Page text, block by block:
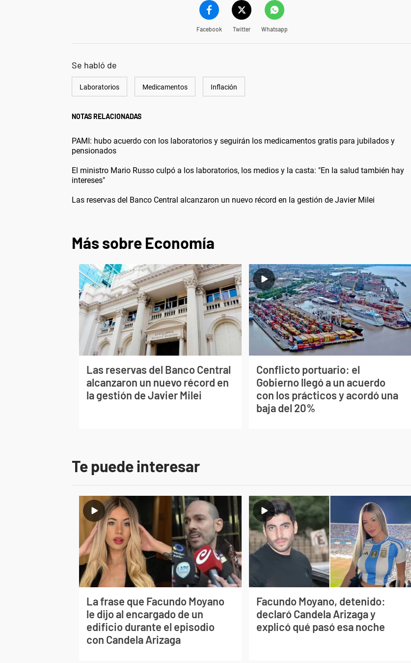
Facebook Twitter Whatsapp
Se habló de
Laboratorios Medicamentos Inflación
NOTAS RELACIONADAS
PAMI: hubo acuerdo con los laboratorios y seguirán los medicamentos gratis para jubilados y
pensionados
El ministro Mario Russo culpó a los laboratorios, los medios y la casta: "En la salud también hay
intereses"
Las reservas del Banco Central alcanzaron un nuevo récord en la gestión de Javier Milei
Más sobre Economía
Las reservas del Banco Central
alcanzaron un nuevo récord en
la gestión de Javier Milei
Conflicto portuario: el
Gobierno llegó a un acuerdo
con los prácticos y acordó una
baja del 20%
Te puede interesar
La frase que Facundo Moyano
le dijo al encargado de un
edificio durante el episodio
con Candela Arizaga
Facundo Moyano, detenido:
declaró Candela Arizaga y
explicó qué pasó esa noche